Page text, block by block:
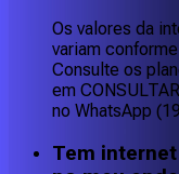
Os valores da
variam
Consulte os
em
no WhatsApp
Tem